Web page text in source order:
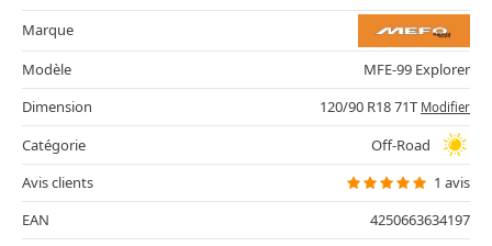
Marque
Modèle
MFE-99 Explorer
Dimension
120/90 R18 71T Modifier
Catégorie
Off-Road
Avis clients
1 avis
EAN
4250663634197